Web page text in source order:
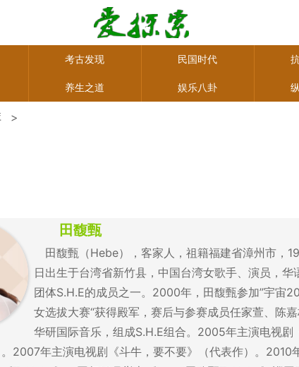
考古发现 民国时代
养生之道 娱乐八卦
>
田馥甄
田馥甄（Hebe），客家人，祖籍福建省漳州市，
日出生于台湾省新竹县，中国台湾女歌手、演员，华
团体S.H.E的成员之一。2000年，田馥甄参加”宇宙
女选拔大赛“获得殿军，赛后与参赛成员任家萱、陈
华研国际音乐，组成S.H.E组合。2005年主演电视剧
2007年主演电视剧《斗牛，要不要》（代表作）。2010